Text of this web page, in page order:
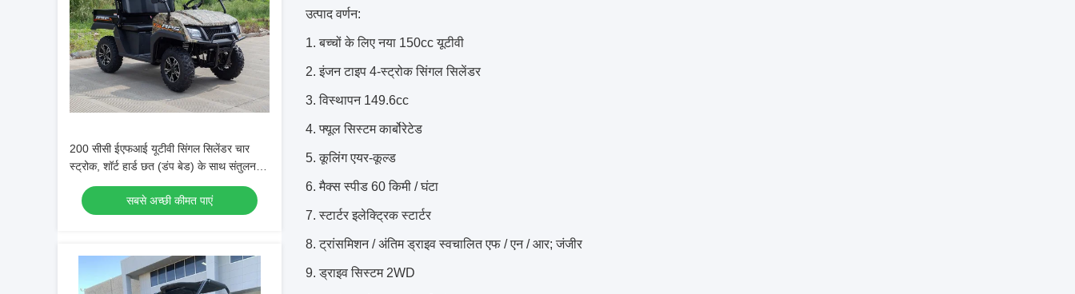
200 सीसी ईएफआई यूटीवी सिंगल सिलेंडर चार
स्ट्रोक, शॉर्ट हार्ड छत (डंप बेड) के साथ संतुलन
सबसे अच्छी कीमत पाएं
उत्पाद वर्णन:
1. बच्चों के लिए नया 150cc यूटीवी
2. इंजन टाइप 4-स्ट्रोक सिंगल सिलेंडर
3. विस्थापन 149.6cc
4. फ्यूल सिस्टम कार्बोरेटेड
5. कूलिंग एयर-कूल्ड
6. मैक्स स्पीड 60 किमी / घंटा
7. स्टार्टर इलेक्ट्रिक स्टार्टर
8. ट्रांसमिशन / अंतिम ड्राइव स्वचालित एफ / एन / आर; जंजीर
9. ड्राइव सिस्टम 2WD